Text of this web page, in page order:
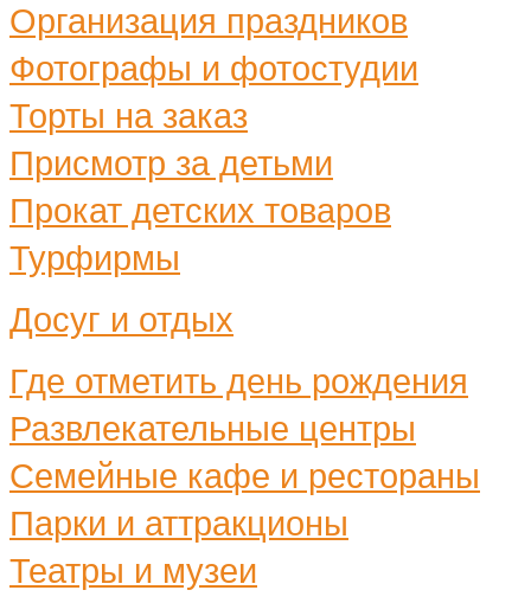
Организация праздников
Фотографы и фотостудии
Торты на заказ
Присмотр за детьми
Прокат детских товаров
Турфирмы
Досуг и отдых
Где отметить день рождения
Развлекательные центры
Семейные кафе и рестораны
Парки и аттракционы
Театры и музеи